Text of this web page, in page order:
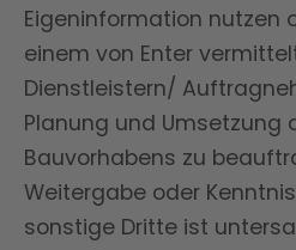
Eigeninformation nutzen
einem von Enter
Dienstleistern/
Planung und Umsetzung
Bauvorhabens zu
Weitergabe oder
sonstige Dritte ist